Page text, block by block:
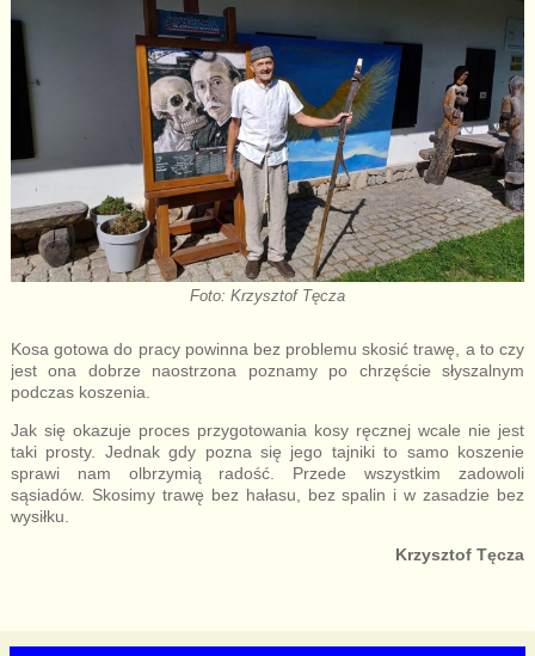
Foto: Krzysztof Tęcza
Kosa gotowa do pracy powinna bez problemu skosić trawę, a to czy
jest ona dobrze naostrzona poznamy po chrzęście słyszalnym
podczas koszenia.
Jak się okazuje proces przygotowania kosy ręcznej wcale nie jest
taki prosty. Jednak gdy pozna się jego tajniki to samo koszenie
sprawi nam olbrzymią radość. Przede wszystkim zadowoli
sąsiadów. Skosimy trawę bez hałasu, bez spalin i w zasadzie bez
wysiłku.
Krzysztof Tęcza